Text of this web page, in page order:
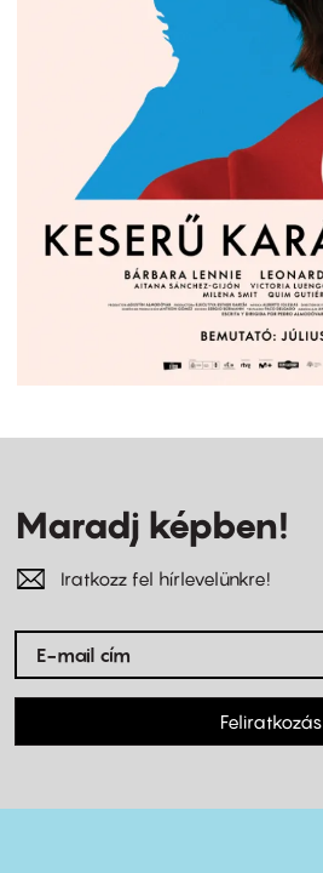
Maradj képben!
Iratkozz fel hírlevelünkre!
Feliratkozás